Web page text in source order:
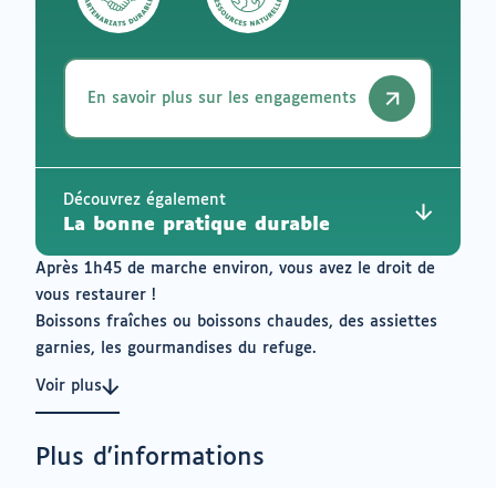
En savoir plus sur les engagements
Découvrez également
La bonne pratique durable
Après 1h45 de marche environ, vous avez le droit de
vous restaurer !
Boissons fraîches ou boissons chaudes, des assiettes
garnies, les gourmandises du refuge.
Voir plus
Plus d'informations